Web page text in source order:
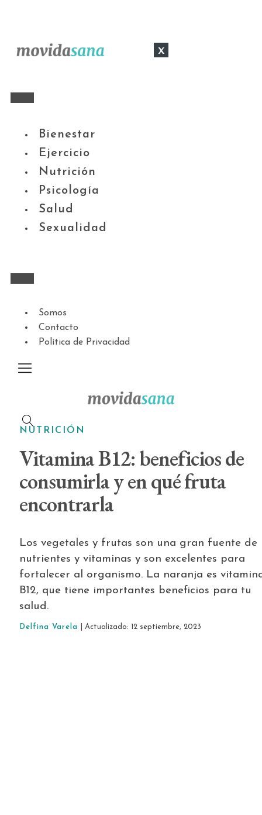
x
Bienestar
Ejercicio
Nutrición
Psicología
Salud
Sexualidad
Somos
Contacto
Política de Privacidad
NUTRICIÓN
Vitamina B12: beneficios de
consumirla y en qué fruta
encontrarla
Los vegetales y frutas son una gran fuente de
nutrientes y vitaminas y son excelentes para
fortalecer al organismo. La naranja es
B12, que tiene importantes beneficios para tu
salud.
Delfina Varela | Actualizado: 12 septiembre, 2023